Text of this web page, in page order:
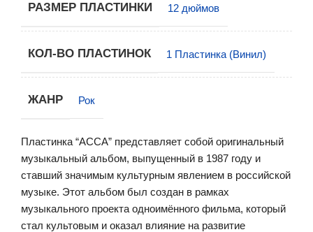
РАЗМЕР ПЛАСТИНКИ 12 дюймов
КОЛ-ВО ПЛАСТИНОК 1 Пластинка (Винил)
ЖАНР Рок
Пластинка “АССА” представляет собой оригинальный
музыкальный альбом, выпущенный в 1987 году и
ставший значимым культурным явлением в российской
музыке. Этот альбом был создан в рамках
музыкального проекта одноимённого фильма, который
стал культовым и оказал влияние на развитие